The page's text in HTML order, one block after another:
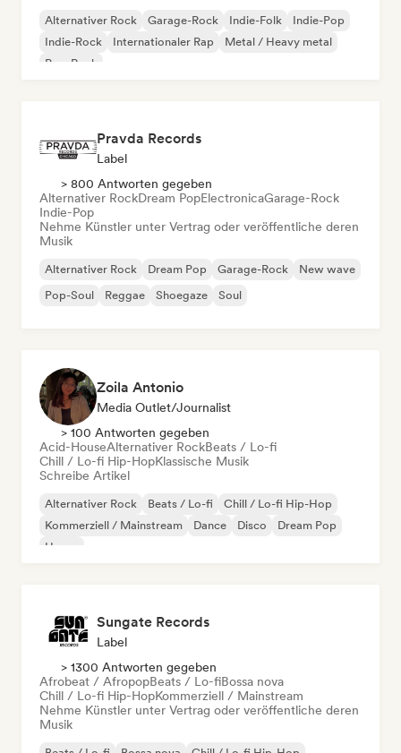
Alternativer Rock Garage-Rock Indie-Folk
Indie-Pop
Indie-Rock
Internationaler Rap
Metal / Heavy metal
Pop-Rock
Pravda Records
Label
> 800 Antworten gegeben
Alternativer RockDream PopElectronicaGarage-Rock
Indie-Pop
Nehme Künstler unter Vertrag oder veröffentliche deren
Musik
Alternativer Rock Dream Pop Garage-Rock
New wave
Pop-Soul
Reggae Shoegaze Soul
Zoila Antonio
Media Outlet/Journalist
> 100 Antworten gegeben
Acid-HouseAlternativer RockBeats / Lo-fi
Chill / Lo-fi Hip-HopKlassische Musik
Schreibe Artikel
Alternativer Rock Beats / Lo-fi
Chill / Lo-fi Hip-Hop
Kommerziell / Mainstream
Dance Disco
Dream Pop
House
Sungate Records
Label
> 1300 Antworten gegeben
Afrobeat / AfropopBeats / Lo-fiBossa nova
Chill / Lo-fi Hip-HopKommerziell / Mainstream
Nehme Künstler unter Vertrag oder veröffentliche deren
Musik